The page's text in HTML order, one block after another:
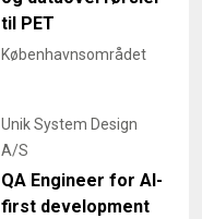
til PET
Københavnsområdet
Unik System Design
A/S
QA Engineer for AI-
first development